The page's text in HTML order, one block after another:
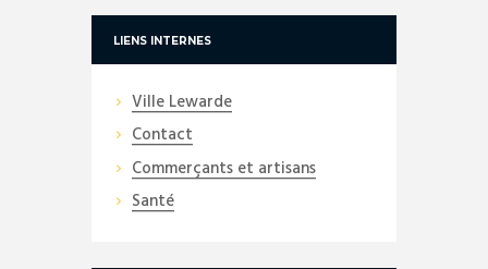
LIENS INTERNES
Ville Lewarde
Contact
Commerçants et artisans
Santé